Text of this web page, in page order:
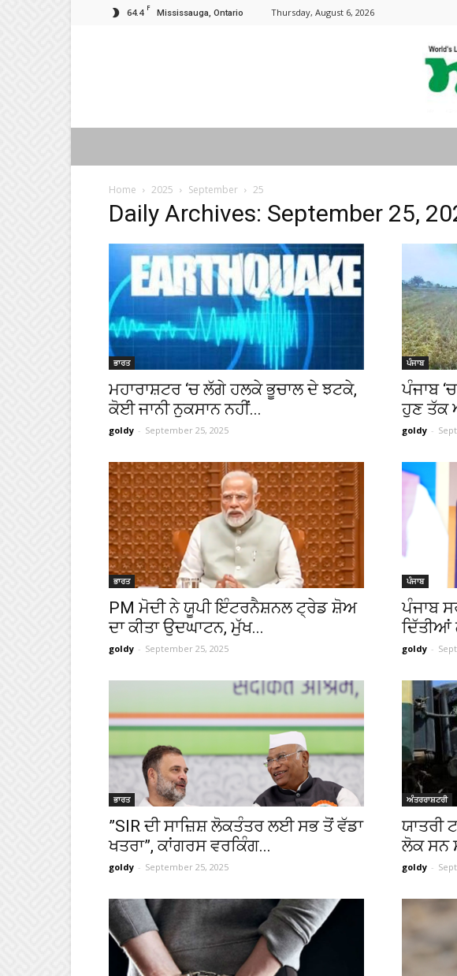
64.4 F
Mississauga, Ontario Thursday, August 6, 2026
Home 2025 September 25
Daily Archives: September 25,
ਭਾਰਤ
ਮਹਾਰਾਸ਼ਟਰ ‘ਚ ਲੱਗੇ ਹਲਕੇ ਭੂਚਾਲ ਦੇ ਝਟਕੇ,
ਕੋਈ ਜਾਨੀ ਨੁਕਸਾਨ ਨਹੀਂ...
goldy - September 25, 2025
ਪੰਜਾਬ
ਪੰਜਾਬ
ਹੁਣ ਤੱਕ
goldy -
ਭਾਰਤ
PM ਮੋਦੀ ਨੇ ਯੂਪੀ ਇੰਟਰਨੈਸ਼ਨਲ ਟ੍ਰੇਡ ਸ਼ੋਅ
ਦਾ ਕੀਤਾ ਉਦਘਾਟਨ, ਮੁੱਖ...
goldy - September 25, 2025
ਪੰਜਾਬ
ਪੰਜਾਬ
goldy -
ਭਾਰਤ
”SIR ਦੀ ਸਾਜ਼ਿਸ਼ ਲੋਕਤੰਤਰ ਲਈ ਸਭ ਤੋਂ ਵੱਡਾ
ਖਤਰਾ”, ਕਾਂਗਰਸ ਵਰਕਿੰਗ...
goldy - September 25, 2025
ਅੰਤਰਰਾਸ਼ਟਰੀ
ਯਾਤਰੀ
ਲੋਕ ਸਨ
goldy -